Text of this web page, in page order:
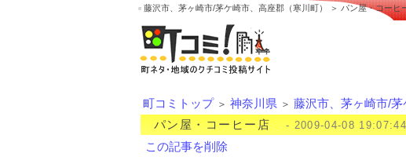
藤沢市、茅ヶ崎市/茅ケ崎市、高座郡（寒川町） ＞ パン屋・コーヒ
町コミトップ ＞ 神奈川県 ＞ 藤沢市、茅ヶ崎市/茅
パン屋・コーヒー店 - 2009-04-08
この記事を削除